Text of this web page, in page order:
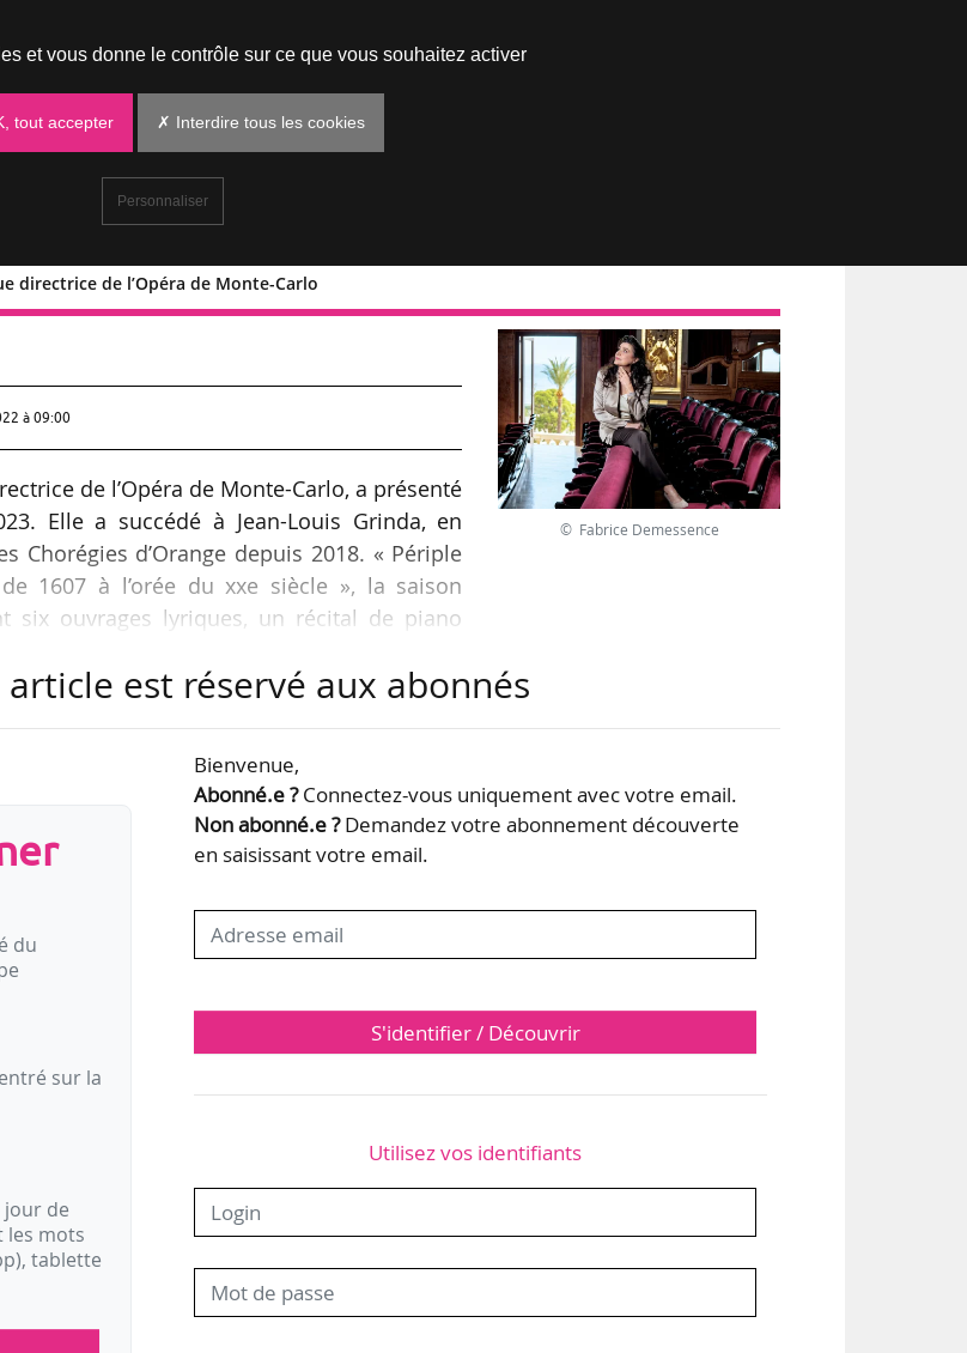
directrice de l’Opéra de Monte-Carlo
en tant que directrice de
à 09:00
de l’Opéra de Monte-Carlo, a présenté
Elle a succédé à Jean-Louis Grinda, en
d’Orange depuis 2018. « Périple
1607 à l’orée du xxe siècle », la saison
six ouvrages lyriques, un récital de piano
du Staatsoper de Vienne sera dirigé
© Fabrice Demessence
article est réservé aux abonnés
du
sur la
jour de
les mots
tablette
Bienvenue,
Abonné.e ?Connectez-vous uniquement avec votre email.
Non abonné.e ?Demandez votre abonnement découverte
en saisissant votre email.
S'identifier / Découvrir
Utilisez vos identifiants
et vous donne le contrôle sur ce que vous souhaitez activer
tout accepter ✗ Interdire tous les cookies
Personnaliser